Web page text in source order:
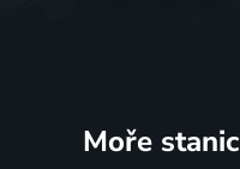
Moře stanic